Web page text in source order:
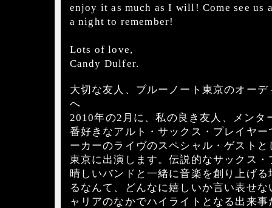
enjoy it as much as I will! Come see us
a night to remember!
Lots of love,
Candy Dulfer.
大切な友人、ブルーノート東京のオー
へ
2010年の2月に、私の良き友人、メンタ
番好きなアルト・サックス・プレイヤ
ーカーのライヴのスペシャル・ゲスト
東京に出演します。伝説的なサックス
晴しいバンドと一緒に音楽を創り上げ
るなんて、どんなに嬉しいか言い表せ
ャリアのなかでハイライトとなる出来